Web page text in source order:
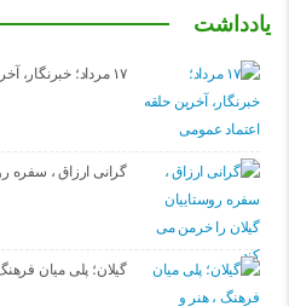
یادداشت
۱۷ مرداد؛ خبرنگار، آخرین حلقه اعتماد عمومی
گرانی ارزاق ، سفره
گیلان؛ پلی میان